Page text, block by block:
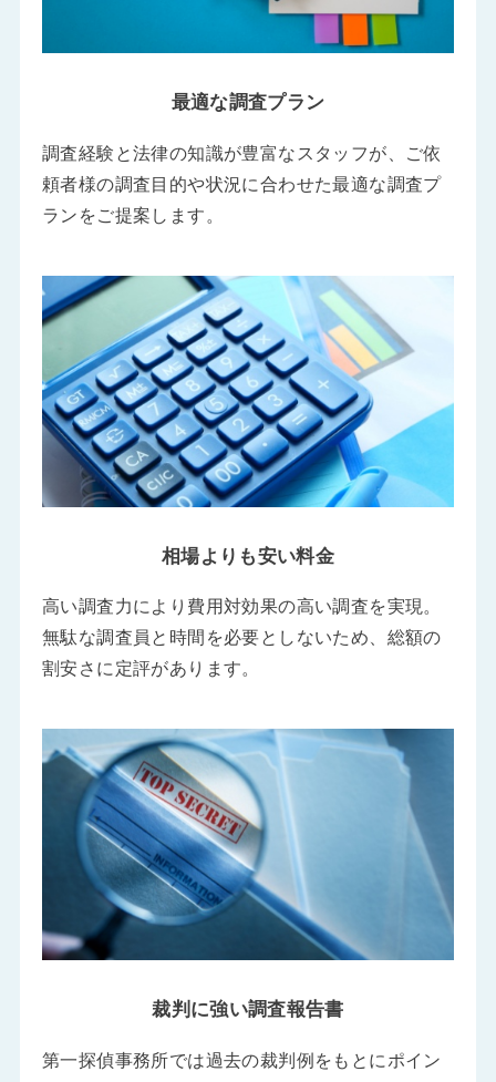
最適な調査プラン
調査経験と法律の知識が豊富なスタッフが、ご依
頼者様の調査目的や状況に合わせた最適な調査プ
ランをご提案します。
相場よりも安い料金
高い調査力により費用対効果の高い調査を実現。
無駄な調査員と時間を必要としないため、総額の
割安さに定評があります。
裁判に強い調査報告書
第一探偵事務所では過去の裁判例をもとにポイン